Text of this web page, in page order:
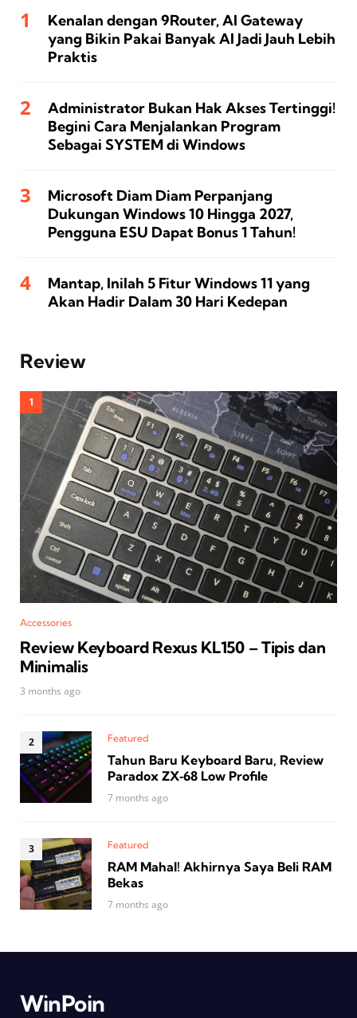
Kenalan dengan 9Router, AI Gateway
yang Bikin Pakai Banyak AI Jadi Jauh Lebih
Praktis
Administrator Bukan Hak Akses Tertinggi!
Begini Cara Menjalankan Program
Sebagai SYSTEM di Windows
Microsoft Diam Diam Perpanjang
Dukungan Windows 10 Hingga 2027,
Pengguna ESU Dapat Bonus 1 Tahun!
Mantap, Inilah 5 Fitur Windows 11 yang
Akan Hadir Dalam 30 Hari Kedepan
Review
Accessories
Review Keyboard Rexus KL150 – Tipis dan
Minimalis
3 months ago
Featured
Tahun Baru Keyboard Baru, Review
Paradox ZX‑68 Low Profile
7 months ago
Featured
RAM Mahal! Akhirnya Saya Beli RAM
Bekas
7 months ago
WinPoin